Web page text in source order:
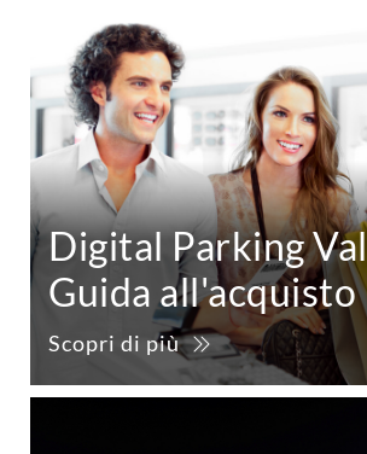
Digital Parking
Guida all'acquisto
Scopri di più